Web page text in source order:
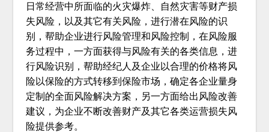
日常经营中所面临的火灾爆炸、自然灾害等财产损
失风险，以及其它有关风险，进行潜在风险的识
别，帮助企业进行风险管理和风险控制，在风险服
务过程中，一方面获得与风险有关的各类信息，进
行风险识别，帮助经纪人及企业以合理的价格将风
险以保险的方式转移到保险市场，确定各企业量身
定制的全面风险解决方案，另一方面给出风险改善
建议，为企业不断改善财产及其它各类运营损失风
险提供参考。